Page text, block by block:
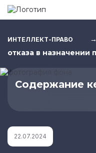
ИНТЕЛЛЕКТ-ПРАВО →
отказа в назначении
Содержание
22.07.2024